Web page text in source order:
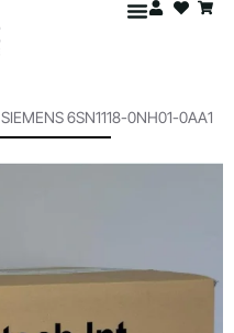
SIEMENS 6SN1118-0NH01-0AA1